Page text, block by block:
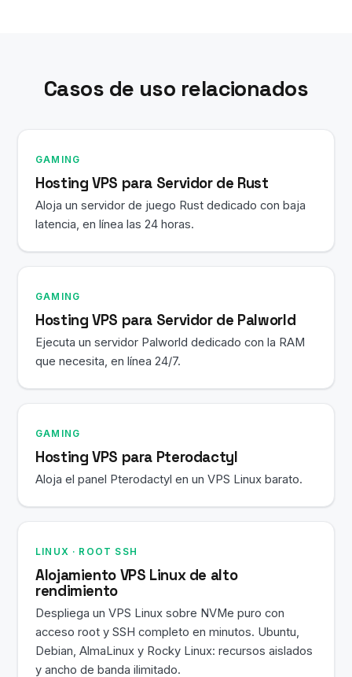
Casos de uso relacionados
GAMING
Hosting VPS para Servidor de Rust
Aloja un servidor de juego Rust dedicado con baja
latencia, en línea las 24 horas.
GAMING
Hosting VPS para Servidor de Palworld
Ejecuta un servidor Palworld dedicado con la RAM
que necesita, en línea 24/7.
GAMING
Hosting VPS para Pterodactyl
Aloja el panel Pterodactyl en un VPS Linux barato.
LINUX · ROOT SSH
Alojamiento VPS Linux de alto
rendimiento
Despliega un VPS Linux sobre NVMe puro con
acceso root y SSH completo en minutos. Ubuntu,
Debian, AlmaLinux y Rocky Linux: recursos aislados
y ancho de banda ilimitado.